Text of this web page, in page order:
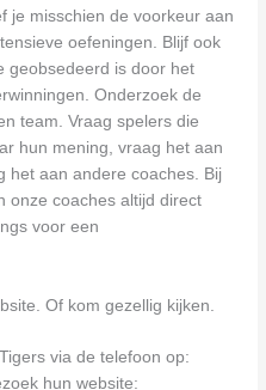
je misschien de voorkeur aan
oefeningen. Blijf ook
geobsedeerd is door het
Onderzoek de
team. Vraag spelers die
hun mening, vraag het aan
het aan andere coaches. Bij
onze coaches altijd direct
voor een
Of kom gezellig kijken.
via de telefoon op:
hun website: